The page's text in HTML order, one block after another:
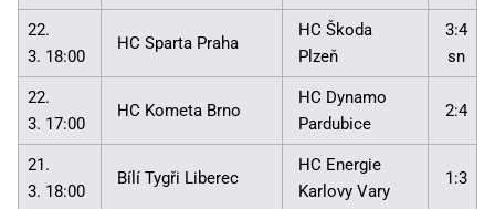
22.
3. 18:00
HC Sparta Praha
HC Škoda
Plzeň
3:4
sn
22.
3. 17:00
HC Kometa Brno
HC Dynamo
Pardubice
2:4
21.
3. 18:00
Bílí Tygři Liberec
HC Energie
Karlovy Vary
1:3